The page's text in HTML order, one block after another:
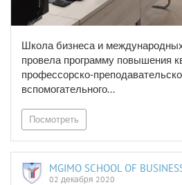
Школа бизнеса и
провела программу повышения
профессорско-
вспомогательного...
Посмотреть
02 декабря 2020